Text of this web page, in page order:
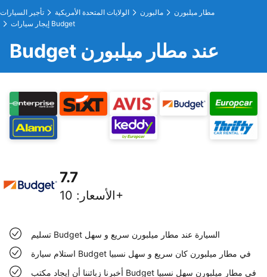
تأجير السيارات الولايات المتحدة الأمريكية مالبورن
مطار ميلبورن
إيجار سيارات Budget
Budget عند مطار ميلبورن
7.7
الأسعار : 10+
تسليم Budget السيارة عند مطار ميلبورن سريع و سهل
استلام سيارة Budget في مطار ميلبورن كان سريع و سهل نسبيا
أخبرنا زبائننا أن إيجاد مكتب Budget في مطار ميلبورن سهل نسبيا